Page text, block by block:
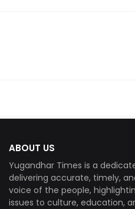
ABOUT US
Yugandhar Times is a
delivering accurate, timely,
voice of the people,
issues to culture, education,